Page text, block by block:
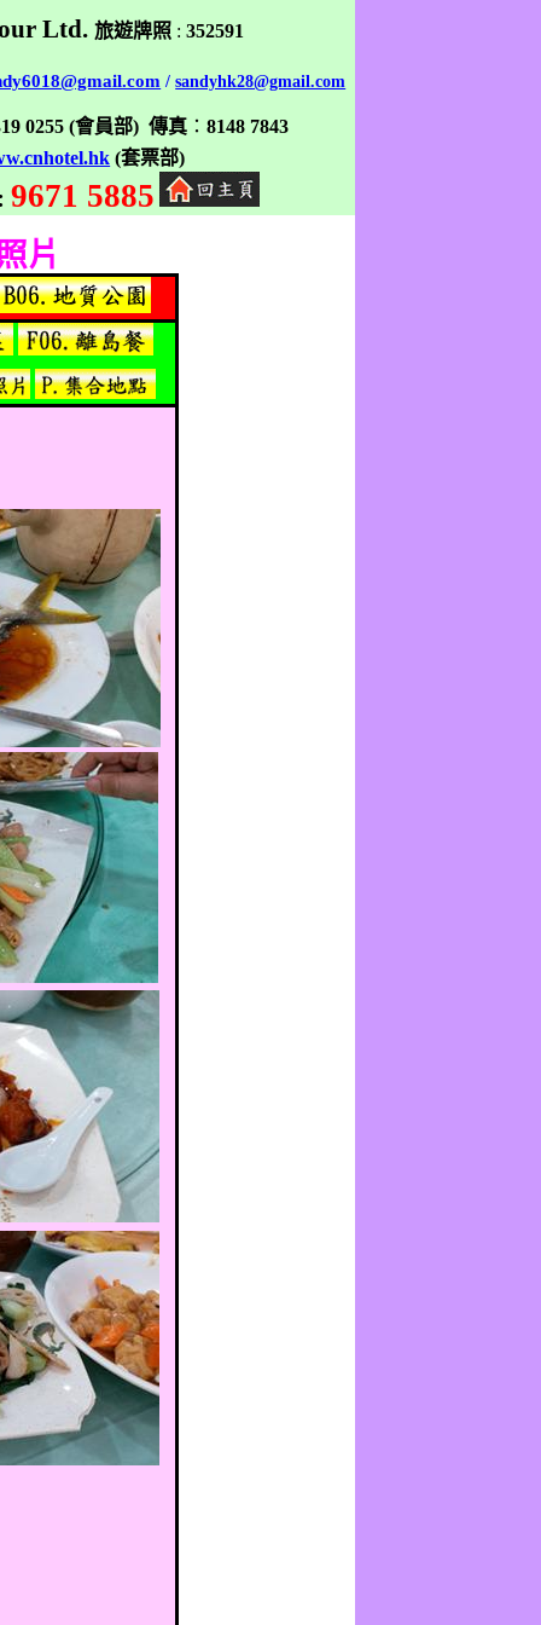
Ltd.旅遊牌照 :352591
/sandyhk28@gmail.com
0255 (會員部)傳真 ：8148 7843
(套票部)
9671 5885
片